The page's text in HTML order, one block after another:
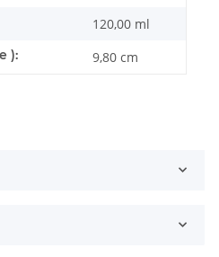
120,00 ml
): 9,80 cm